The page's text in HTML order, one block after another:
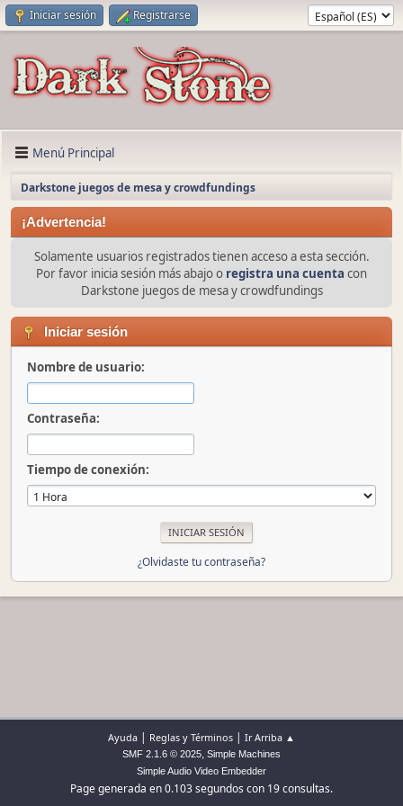
Iniciar sesión Registrarse
Menú Principal
Darkstone juegos de mesa y crowdfundings
¡Advertencia!
Solamente usuarios registrados tienen acceso a esta sección.
Por favor inicia sesión más abajo o registra una cuenta con
Darkstone juegos de mesa y crowdfundings
Iniciar sesión
Nombre de usuario:
Contraseña:
Tiempo de conexión:
¿Olvidaste tu contraseña?
Ayuda | Reglas y Términos | Ir Arriba ▲
SMF 2.1.6 © 2025, Simple Machines
Simple Audio Video Embedder
Page generada en 0.103 segundos con 19 consultas.